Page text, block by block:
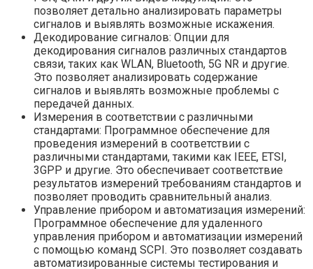
позволяет детально анализировать параметры
сигналов и выявлять возможные искажения.
Декодирование сигналов: Опции для
декодирования сигналов различных стандартов
связи, таких как WLAN, Bluetooth, 5G NR и другие.
Это позволяет анализировать содержание
сигналов и выявлять возможные проблемы с
передачей данных.
Измерения в соответствии с различными
стандартами: Программное обеспечение для
проведения измерений в соответствии с
различными стандартами, такими как IEEE, ETSI,
3GPP и другие. Это обеспечивает соответствие
результатов измерений требованиям стандартов и
позволяет проводить сравнительный анализ.
Управление прибором и автоматизация измерений:
Программное обеспечение для удаленного
управления прибором и автоматизации измерений
с помощью команд SCPI. Это позволяет создавать
автоматизированные системы тестирования и